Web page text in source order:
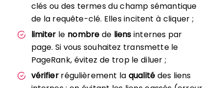
clés ou des termes du champ sémantique
de la requête-clé. Elles incitent à cliquer ;
limiter le nombre de liensinternes par
page. Si vous souhaitez transmette le
PageRank, évitez de trop le diluer ;
vérifierrégulièrement la qualité des liens